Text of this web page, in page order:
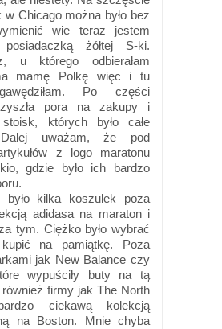
w Chicago można było bez
wie teraz jestem
żółtej S-ki.
u którego odbierałam
mamę Polkę więc i tu
Po części
pora na zakupy i
których było całe
Dalej uważam, że pod
z logo maratonu
gdzie było ich bardzo
było kilka koszulek poza
adidasa na maraton i
tym. Ciężko było wybrać
na pamiątkę. Poza
jak New Balance czy
wypuściły buty na tą
również firmy jak The North
ciekawą kolekcją
na Boston. Mnie chyba